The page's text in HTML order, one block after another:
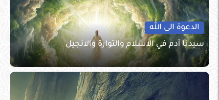
الدعوة الى الله
سيدنا آدم في الاسلام والتوارة والانجيل